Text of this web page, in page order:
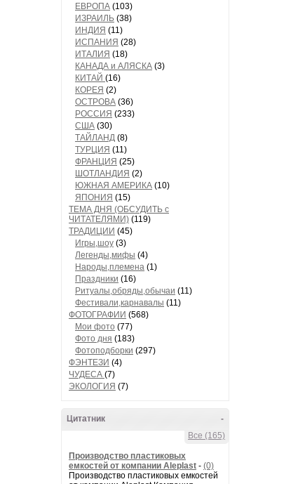
ЕВРОПА (103)
ИЗРАИЛЬ (38)
ИНДИЯ (11)
ИСПАНИЯ (28)
ИТАЛИЯ (18)
КАНАДА и АЛЯСКА (3)
КИТАЙ (16)
КОРЕЯ (2)
ОСТРОВА (36)
РОССИЯ (233)
США (30)
ТАЙЛАНД (8)
ТУРЦИЯ (11)
ФРАНЦИЯ (25)
ШОТЛАНДИЯ (2)
ЮЖНАЯ АМЕРИКА (10)
ЯПОНИЯ (15)
ТЕМА ДНЯ (ОБСУДИТЬ с
ЧИТАТЕЛЯМИ) (119)
ТРАДИЦИИ (45)
Игры,шоу (3)
Легенды,мифы (4)
Народы,племена (1)
Праздники (16)
Ритуалы,обряды,обычаи (11)
Фестивали,карнавалы (11)
ФОТОГРАФИИ (568)
Мои фото (77)
Фото дня (183)
Фотоподборки (297)
ФЭНТЕЗИ (4)
ЧУДЕСА (7)
ЭКОЛОГИЯ (7)
-
Цитатник
Все (165)
Производство пластиковых
емкостей от компании Aleplast - (0)
Производство пластиковых емкостей